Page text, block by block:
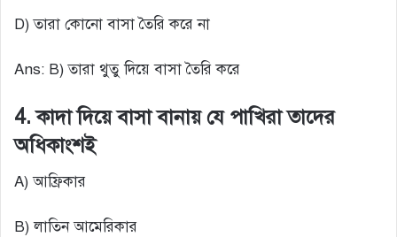
D) তারা কোনো বাসা তৈরি করে না
Ans: B) তারা থুতু দিয়ে বাসা তৈরি করে
4. কাদা দিয়ে বাসা বানায় যে পাখিরা তাদের
অধিকাংশই
A) আফ্রিকার
B) লাতিন আমেরিকার